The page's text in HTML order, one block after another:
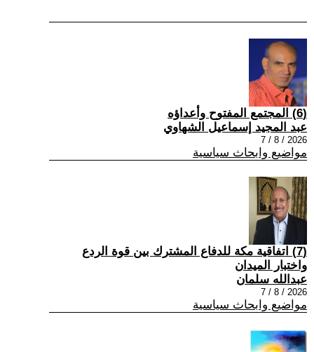
(6) المجتمع المفتوح وأعداؤه
عبد المجيد إسماعيل الشهاوي
2026 / 8 / 7
مواضيع وابحاث سياسية
(7) اتفاقية مكة للدفاع المشترك بين قوة الردع
واختبار الميدان
عبدالله سلمان
2026 / 8 / 7
مواضيع وابحاث سياسية